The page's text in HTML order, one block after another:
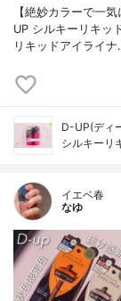
【絶妙カラーで一
UP シルキーリキ
リキッドアイライ
D-UP(ディ
シルキーリ
イエベ春
なゆ